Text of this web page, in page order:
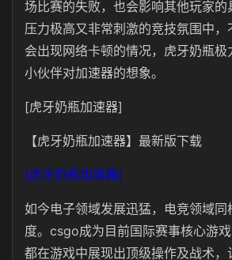
场比赛的失败，也会影响其他玩家
压力极高又非常刺激的竞技氛围中，
会出现网络卡顿的情况，虎牙奶瓶极
小伙伴对加速器的想象。
[虎牙奶瓶加速器]
【虎牙奶瓶加速器】最新版下载
[虎牙奶瓶加速器]
如今电子领域发展迅猛，电竞领域同
度。csgo成为目前国际赛事核心游
都在游戏中展现出顶级操作及战术，